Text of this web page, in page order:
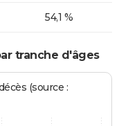
54,1 %
tranche d'âges
(source :